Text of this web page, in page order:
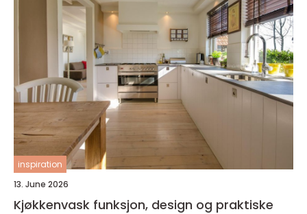
inspiration
13. June 2026
Kjøkkenvask funksjon, design og praktiske